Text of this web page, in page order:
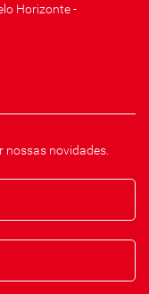
Horizonte -
nossas novidades.